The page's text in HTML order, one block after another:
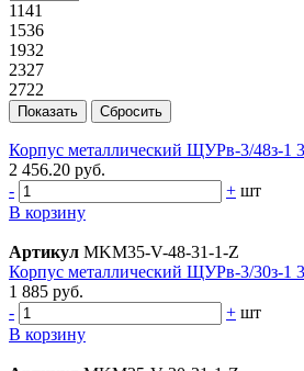
1141
1536
1932
2327
2722
Корпус металлический ЩУРв-3/48з-1
2 456.20 руб.
-
+ шт
В корзину
Артикул MKM35-V-48-31-1-Z
Корпус металлический ЩУРв-3/30з-1
1 885 руб.
-
+ шт
В корзину